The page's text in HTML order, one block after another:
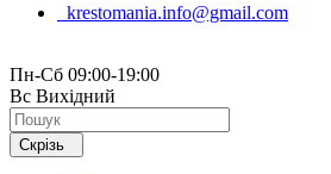
krestomania.info@gmail.com
Пн-Сб 09:00-19:00
Вс Вихідний
Скрізь